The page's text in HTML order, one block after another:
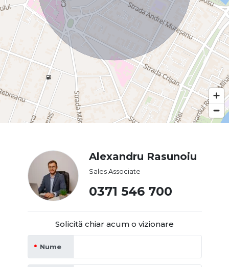
Alexandru Rasunoiu
Sales Associate
0371 546 700
Solicită chiar acum o vizionare
Nume